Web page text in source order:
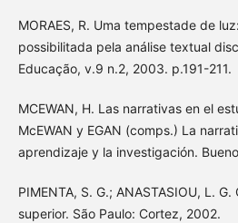
MORAES, R. Uma tempestade de
possibilitada pela análise textual
Educação, v.9 n.2, 2003. p.191-211.
MCEWAN, H. Las narrativas en el
McEWAN y EGAN (comps.) La
aprendizaje y la investigación.
PIMENTA, S. G.; ANASTASIOU, L.
superior. São Paulo: Cortez, 2002.